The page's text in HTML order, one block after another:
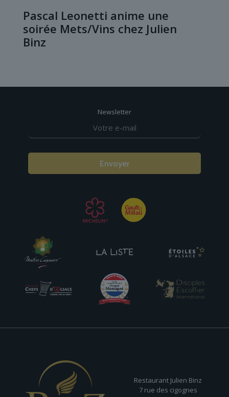
Pascal Leonetti anime une
soirée Mets/Vins chez Julien
Binz
Newsletter
Restaurant Julien Binz
7 rue des cigognes